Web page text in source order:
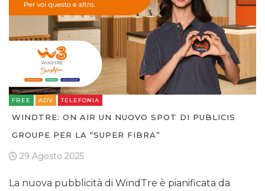
FREE ADV TELEFONIA
WINDTRE: ON AIR UN NUOVO SPOT DI PUBLICIS
GROUPE PER LA “SUPER FIBRA”
29 Agosto 2025
La nuova pubblicità di WindTre è pianificata da